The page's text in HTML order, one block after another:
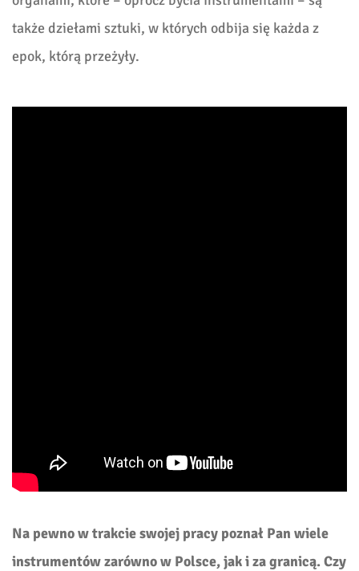
także dziełami sztuki, w których odbija się każda z
epok, którą przeżyły.
Na pewno w trakcie swojej pracy poznał Pan wiele
instrumentów zarówno w Polsce, jak i za granicą. Czy